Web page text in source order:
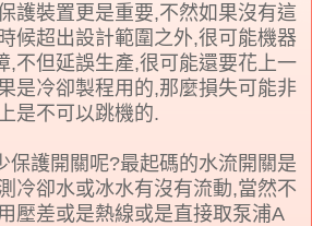
護裝置更是重要,不然如果沒有這
候超出設計範圍之外,很可能機器
,不但延誤生產,很可能還要花上一
是冷卻製程用的,那麼損失可能非
是不可以跳機的.
保護開關呢?最起碼的水流開關是
冷卻水或冰水有沒有流動,當然不
壓差或是熱線或是直接取泵浦A